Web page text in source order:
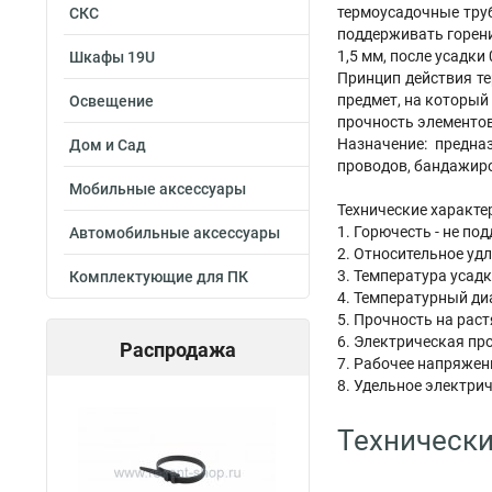
СКС
Шкафы 19U
Освещение
Дом и Сад
Мобильные аксессуары
Автомобильные аксессуары
Комплектующие для ПК
Распродажа
термоусадочные
поддерживать
1,5 мм, после усадки
Принцип действия
предмет, на
прочность
Назначение:
проводов,
Технические
1. Горючесть - не
2. Относительное
3. Температура
4. Температурный
5. Прочность на
6. Электрическая
7. Рабочее
8. Удельное